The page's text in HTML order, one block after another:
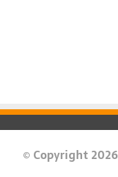
© Copyright